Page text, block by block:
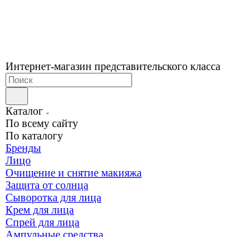
Интернет-магазин представительского класса
Каталог
По всему сайту
По каталогу
Бренды
Лицо
Очищение и снятие макияжа
Защита от солнца
Сыворотка для лица
Крем для лица
Спрей для лица
Ампульные средства